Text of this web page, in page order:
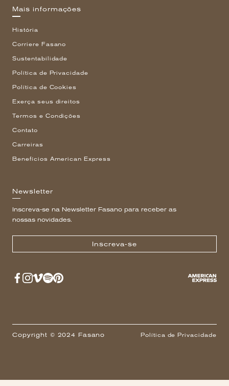
Mais informações
História
Corriere Fasano
Sustentabilidade
Política de Privacidade
Política de Cookies
Exerça seus direitos
Termos e Condições
Contato
Carreiras
Benefícios American Express
Newsletter
Inscreva-se na Newsletter Fasano para receber as
nossas novidades.
Inscreva-se
Copyright © 2024 Fasano Política de Privacidade